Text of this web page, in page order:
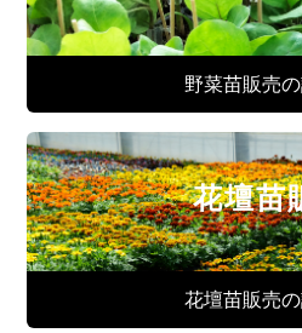
野菜苗販売
花壇苗
花壇苗販売